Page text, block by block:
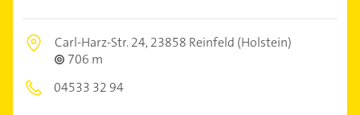
Carl-Harz-Str. 24,23858 Reinfeld (Holstein)
706 m
04533 32 94